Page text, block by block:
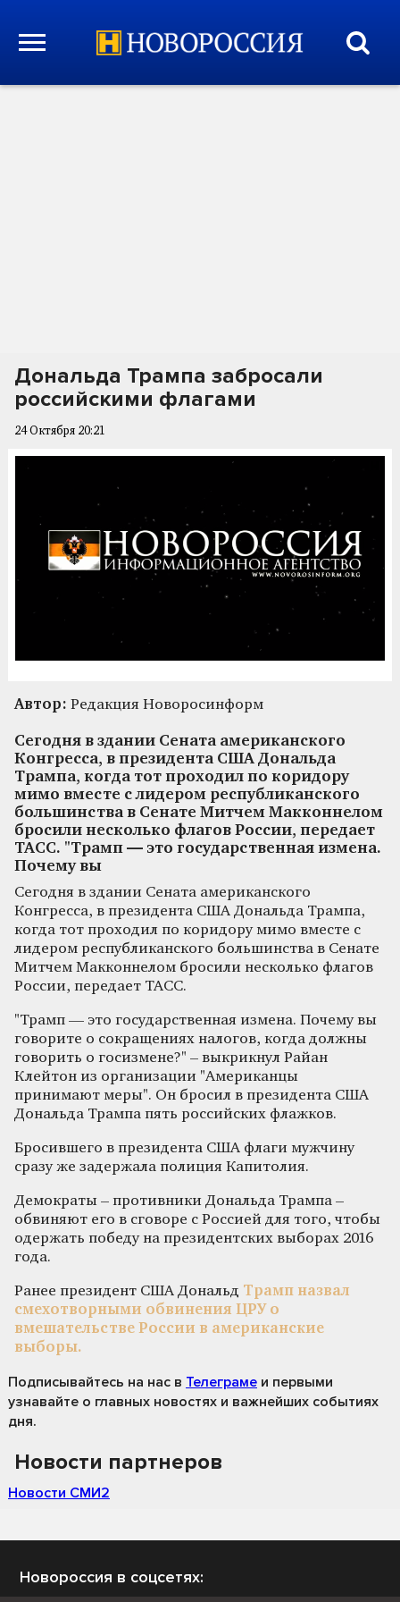
Дональда Трампа забросали
российскими флагами
24 Октября 20:21
Автор: Редакция Новоросинформ
Сегодня в здании Сената американского
Конгресса, в президента США Дональда
Трампа, когда тот проходил по коридору
мимо вместе с лидером республиканского
большинства в Сенате Митчем Макконнелом
бросили несколько флагов России, передает
ТАСС. "Трамп — это государственная измена.
Почему вы
Сегодня в здании Сената американского
Конгресса, в президента США Дональда Трампа,
когда тот проходил по коридору мимо вместе с
лидером республиканского большинства в Сенате
Митчем Макконнелом бросили несколько флагов
России, передает ТАСС.
"Трамп — это государственная измена. Почему вы
говорите о сокращениях налогов, когда должны
говорить о госизмене?" – выкрикнул Райан
Клейтон из организации "Американцы
принимают меры". Он бросил в президента США
Дональда Трампа пять российских флажков.
Бросившего в президента США флаги мужчину
сразу же задержала полиция Капитолия.
Демократы – противники Дональда Трампа –
обвиняют его в сговоре с Россией для того, чтобы
одержать победу на президентских выборах 2016
года.
Ранее президент США Дональд Трамп назвал
смехотворными обвинения ЦРУ о
вмешательстве России в американские
выборы.
Подписывайтесь на нас в Телеграме и первыми
узнавайте о главных новостях и важнейших событиях
дня.
Новости партнеров
Новости СМИ2
Новороссия в соцсетях: